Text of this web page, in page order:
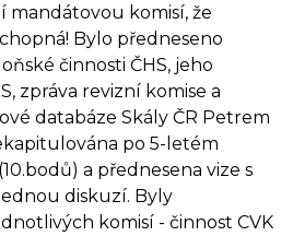
mandátovou komisí, že
Bylo předneseno
činnosti ČHS, jeho
zpráva revizní komise a
databáze Skály ČR Petrem
po 5-letém
(10.bodů) a přednesena vize s
diskuzí. Byly
komisí - činnost CVK